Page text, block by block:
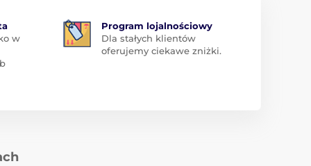
w
Program lojalnościowy
Dla stałych klientów
oferujemy ciekawe zniżki.